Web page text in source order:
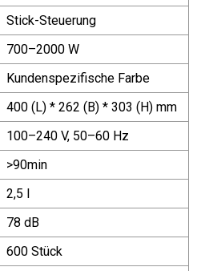
Stick-Steuerung
700–2000 W
Kundenspezifische Farbe
400 (L) * 262 (B) * 303 (H) mm
100–240 V, 50–60 Hz
>90min
2,5 l
78 dB
600 Stück